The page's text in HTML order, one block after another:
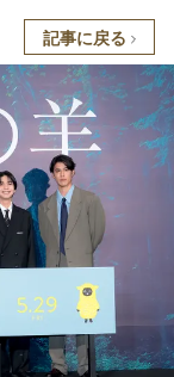
記事に戻る